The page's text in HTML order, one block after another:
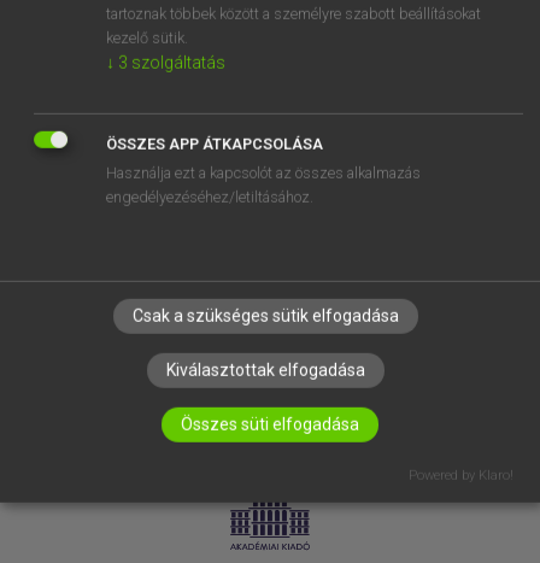
VÁLLALATI MEGOLDÁSOK
RÓLUNK
ELÉRHETŐSÉG
SÜTI BEÁLLÍTÁSOK
LICENCSZERZŐDÉS ADATVÉDELEM
tartoznak többek között a személyre szabott beállításokat
kezelő sütik.
↓ 3 szolgáltatás
ÖSSZES APP ÁTKAPCSOLÁSA
Használja ezt a kapcsolót az összes alkalmazás
engedélyezéséhez/letiltásához.
Csak a szükséges sütik elfogadása
Kiválasztottak elfogadása
Összes süti elfogadása
Powered by Klaro!